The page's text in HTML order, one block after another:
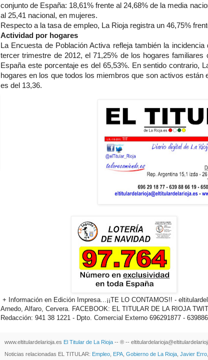
conjunto de España: 18,61% frente al 24,68% de la media
al 25,41 nacional, en mujeres.
Respecto a la tasa de empleo, La Rioja registra un 46,75%
Actividad por hogares
La Encuesta de Población Activa refleja también la
tercer trimestre de 2012, el 71,25% de los hogares
España este porcentaje es del 65,53%. En sentido contrario,
hogares en los que todos los miembros que son activos
es del 13,36.
+ Información en Edición Impresa...¡¡TE LO CONTAMOS!! -
Arnedo, Alfaro, Cervera. FACEBOOK: EL TITULAR DE LA RIOJA
Redacción: 941 38 1221 - Dpto. Comercial Externo 696291877 -
www.eltitulardelarioja.es El Titular de La Rioja -- ® --
Noticias relacionadas EL TITULAR: Empleo EPA Gobierno de La Rioja Javier Erro